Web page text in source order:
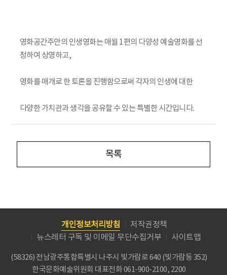
영화공간주안의 인생영화는 매월 1편의 다양성 예술영화를 선
정하여 상영하고,
영화를 매개로 한 토론을 진행함으로써 각자의 인생에 대한
다양한 가치관과 생각을 공유할 수 있는 특별한 시간입니다.
목록
개인정보처리방침
저작권정책
뉴스레터 구독 및 이메일 무단수집거부
사이트맵
(58326) 전남광주통합특별시 나주시 빛가람로 640 (빛가람동 352)
한국문화예술위원회 대표전화 061-900-2100, 2200